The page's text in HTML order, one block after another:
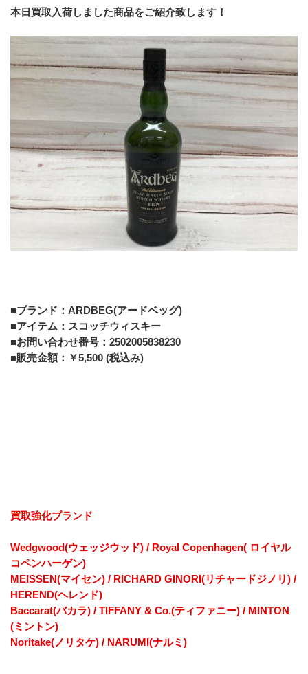
本日買取入荷しました商品をご紹介致します！
■ブランド：ARDBEG(アードベッグ)
■アイテム：スコッチウィスキー
■お問い合わせ番号：2502005838230
■販売金額：￥5,500 (税込み)
買取強化ブランド
Wedgwood(ウェッジウッド) / Royal Copenhagen( ロイヤル
コペンハーゲン)
MEISSEN(マイセン) / RICHARD GINORI(リチャードジノリ) /
HEREND(ヘレンド)
Baccarat(バカラ) / TIFFANY & Co.(ティファニー) / MINTON
(ミントン)
Noritake(ノリタケ) / NARUMI(ナルミ)